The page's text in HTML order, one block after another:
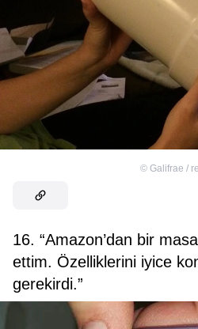
© Galifrae /
16. “Amazon’dan bir
ettim. Özelliklerini iyice
gerekirdi.”